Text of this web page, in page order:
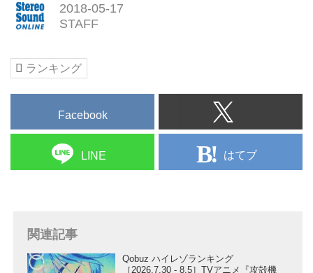
2018-05-17
STAFF
ランキング
Facebook
LINE はてブ
関連記事
Qobuz ハイレゾランキング
［2026.7.30 - 8.5］TVアニメ『攻殻機